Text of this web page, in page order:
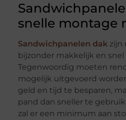
snelle montage
Sandwichpanelen dakzijn
bijzonder makkelijk en
Tegenwoordig moeten
mogelijk uitgevoerd
geld en tijd te besparen,
pand dan sneller te
zal er een minimum aan